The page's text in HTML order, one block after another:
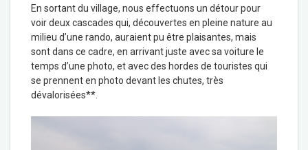
En sortant du village, nous effectuons un détour pour
voir deux cascades qui, découvertes en pleine nature au
milieu d’une rando, auraient pu être plaisantes, mais
sont dans ce cadre, en arrivant juste avec sa voiture le
temps d’une photo, et avec des hordes de touristes qui
se prennent en photo devant les chutes, très
dévalorisées**.